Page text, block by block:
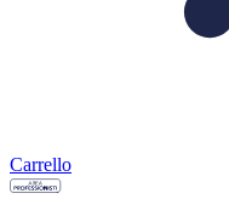
Carrello